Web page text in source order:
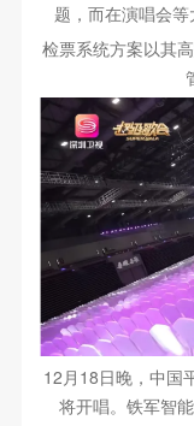
题，而在演唱会
检票系统方案以其
12月18日晚，中国
将开唱。铁军智